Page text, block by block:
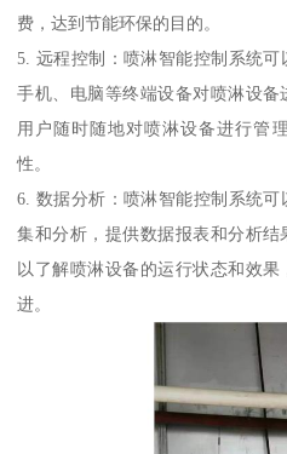
费，达到节能环保的目的。
5. 远程控制：喷淋智能控制系统
手机、电脑等终端设备对喷淋设
用户随时随地对喷淋设备进行管
性。
6. 数据分析：喷淋智能控制系统
集和分析，提供数据报表和分析
以了解喷淋设备的运行状态和效
进。